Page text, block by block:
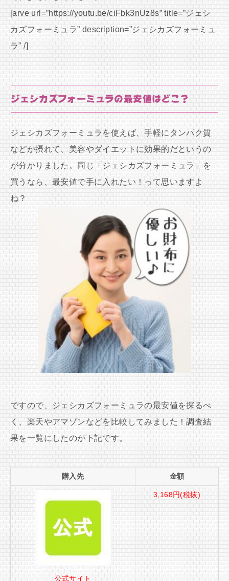
[arve url=”https://youtu.be/ciFbk3nUz8s” title=”ジェシ
カズフォーミュラ” description=”ジェシカズフォーミュ
ラ” /]
ジェシカズフォーミュラの最安値はどこ？
ジェシカズフォーミュラを使えば、手軽にタンパク質
などが摂れて、美容やダイエットに効果的だというの
が分かりました。同じ「ジェシカズフォーミュラ」を
買うなら、最安値で手に入れたい！って思いますよ
ね？
ですので、ジェシカズフォーミュラの最安値を探るべ
く、楽天やアマゾンなどを比較してみました！調査結
果を一覧にしたのが下記です。
購入先 金額
公式サイト
3,168円(税抜)